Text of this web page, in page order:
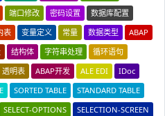
端口修改 密码设置
数据库配置
表 变量定义 常量 数据类型
ABAP
结构体 字符串处理
循环语句
透明表 ABAP开发 ALE EDI
IDoc
SORTED TABLE
STANDARD TABLE
SELECT-OPTIONS
SELECTION-SCREEN